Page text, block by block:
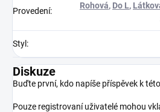
Provedení:
Rohová, Do L,
Styl:
Diskuze
Buďte první, kdo napíše příspěvek k
Pouze registrovaní uživatelé mohou